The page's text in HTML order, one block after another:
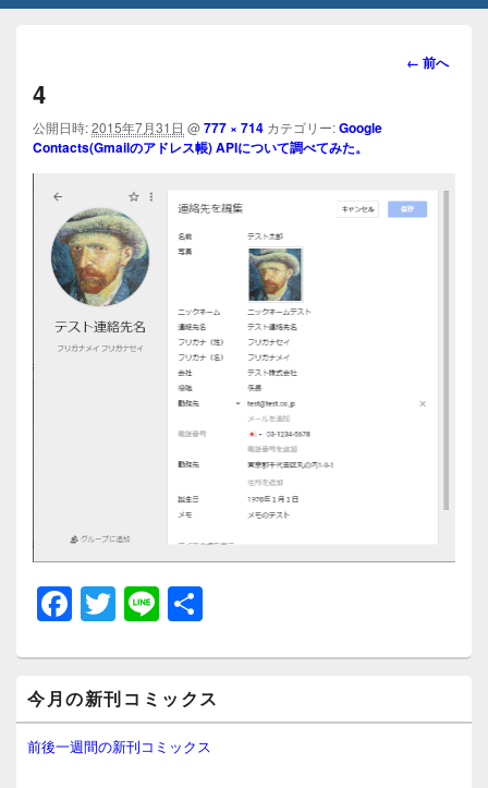
画
シ
ョ
← 前へ
4
公開日時:2015年7月31日 @777 × 714 カテゴリー:Google
Contacts(Gmailのアドレス帳) APIについて調べてみた。
F
c
e
b
T
tt
er
Li
e
イ
ン
サ
今月の新刊コミックス
前後一週間の新刊コミックス